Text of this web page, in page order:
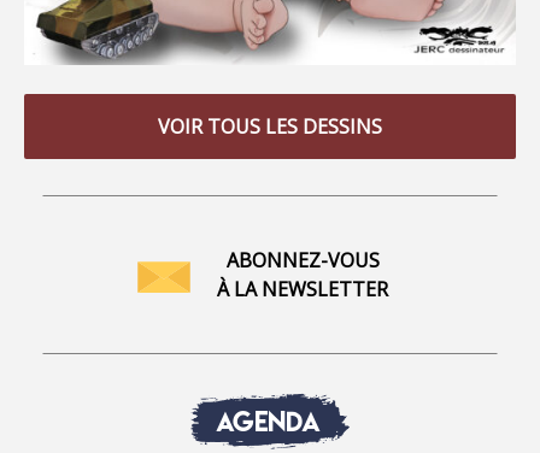
VOIR TOUS LES DESSINS
ABONNEZ-VOUS
À LA NEWSLETTER
AGENDA